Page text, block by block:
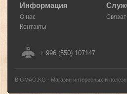
Информация
О нас
Контакты
+ 996 (550) 107147
BIGMAG.KG - Магазин интересных и